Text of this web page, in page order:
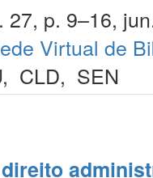
p. 9–16,
Virtual de
, CLD, SEN